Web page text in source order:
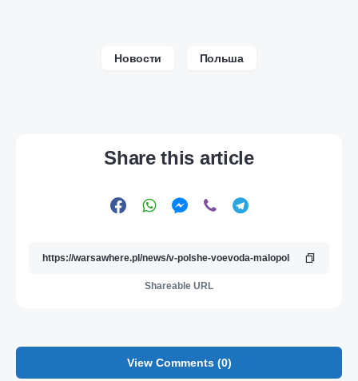
Новости Польша
Share this article
Shareable URL
View Comments (0)